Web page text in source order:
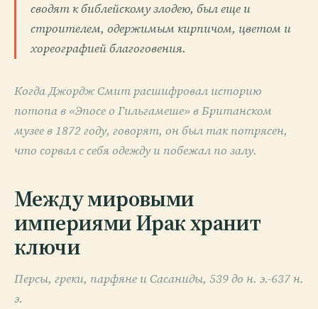
сводят к библейскому злодею, был еще и
строителем, одержимым кирпичом, цветом и
хореографией благоговения.
Когда Джордж Смит расшифровал историю
потопа в «Эпосе о Гильгамеше» в Британском
музее в 1872 году, говорят, он был так потрясен,
что сорвал с себя одежду и побежал по залу.
Между мировыми
империями Ирак хранит
ключи
Персы, греки, парфяне и Сасаниды, 539 до н. э.-637 н.
э.